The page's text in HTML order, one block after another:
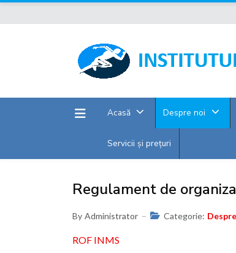
Acasă Despre noi
Servicii și prețuri
Regulament de
By Administrator Categorie:
ROF INMS